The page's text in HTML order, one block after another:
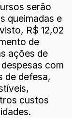
serão
queimadas e
R$ 12,02
de
ações de
com
de defesa,
custos